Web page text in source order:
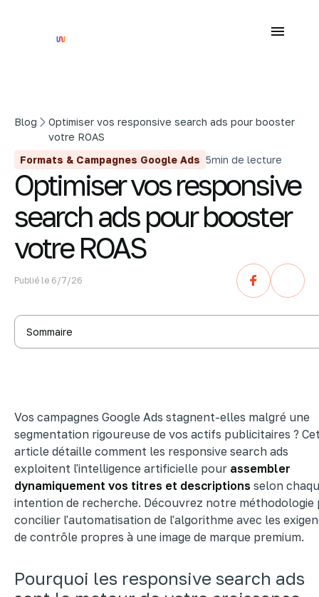
Blog
Optimiser vos responsive search ads pour booster
votre ROAS
Formats & Campagnes Google Ads 5min de lecture
Optimiser vos responsive
search ads pour booster
votre ROAS
Publié le 6/7/26
Sommaire
Maximiser le ROAS grâce à la synergie entre assets et
algorithmes
Vos campagnes Google Ads stagnent-elles malgré une
segmentation rigoureuse de vos actifs publicitaires ?
article détaille comment les responsive search ads
exploitent l'intelligence artificielle pour assembler
dynamiquement vos titres et descriptions selon
intention de recherche. Découvrez notre méthodologie
concilier l'automatisation de l'algorithme avec les
de contrôle propres à une image de marque premium.
Pourquoi les responsive search ads